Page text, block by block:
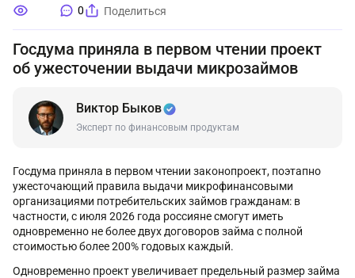
0 Поделиться
Госдума приняла в первом чтении проект
об ужесточении выдачи микрозаймов
Виктор Быков
Эксперт по финансовым продуктам
Госдума приняла в первом чтении законопроект, поэтапно
ужесточающий правила выдачи микрофинансовыми
организациями потребительских займов гражданам: в
частности, с июля 2026 года россияне смогут иметь
одновременно не более двух договоров займа с полной
стоимостью более 200% годовых каждый.
Одновременно проект увеличивает предельный размер займа